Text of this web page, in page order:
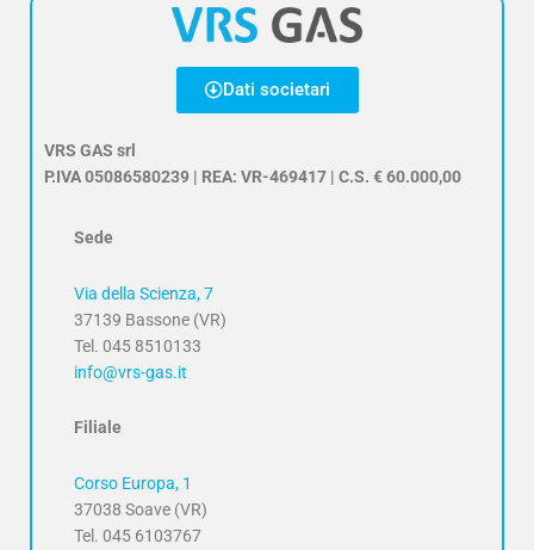
Dati societari
VRS GAS srl
P.IVA 05086580239 | REA: VR-469417 | C.S. € 60.000,00
Sede
Via della Scienza, 7
37139 Bassone (VR)
Tel. 045 8510133
info@vrs-gas.it
Filiale
Corso Europa, 1
37038 Soave (VR)
Tel. 045 6103767